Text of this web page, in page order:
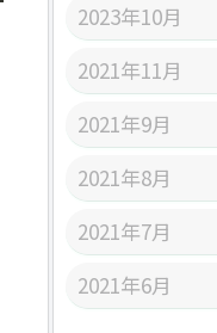
2023年10月
2021年11月
2021年9月
2021年8月
2021年7月
2021年6月